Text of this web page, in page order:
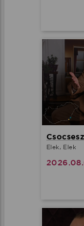
Elek, Elek